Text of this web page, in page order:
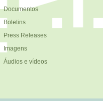
Documentos
Boletins
Press Releases
Imagens
Áudios e vídeos